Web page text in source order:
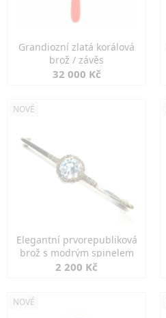
Grandiozní zlatá korálová
brož / závěs
32 000 Kč
NOVÉ
Elegantní prvorepubliková
brož s modrým spinelem
2 200 Kč
NOVÉ